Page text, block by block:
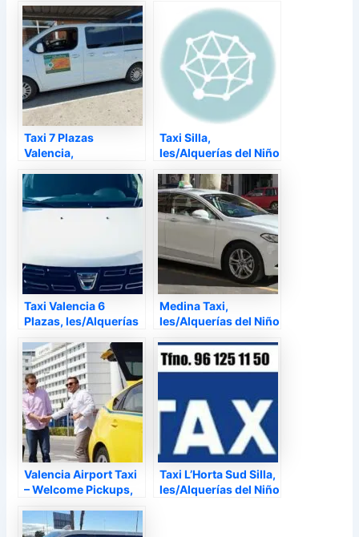
Taxi 7 Plazas
Valencia,
Perdido Alqueries –
Taxi Silla,
les/Alquerías del Niño
Taxi Valencia 6
Plazas, les/Alquerías
Alqueries –
Medina Taxi,
les/Alquerías del Niño
Valencia Airport Taxi
– Welcome Pickups,
Perdido Alqueries –
Taxi L’Horta Sud Silla,
les/Alquerías del Niño